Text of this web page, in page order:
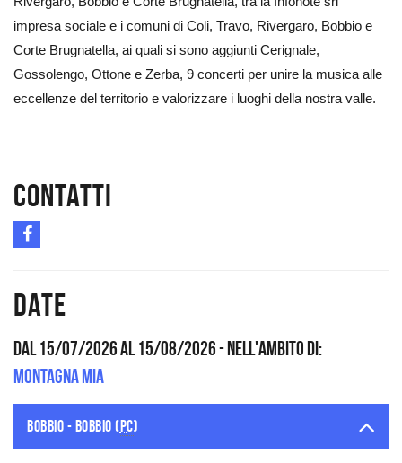
impresa sociale e i comuni di Coli, Travo, Rivergaro, Bobbio e
Corte Brugnatella, ai quali si sono aggiunti Cerignale,
Gossolengo, Ottone e Zerba, 9 concerti per unire la musica alle
eccellenze del territorio e valorizzare i luoghi della nostra valle.
Contatti
Date
Dal 15/07/2026 al 15/08/2026- Nell'ambito di:
Montagna Mia
Bobbio - Bobbio (PC)